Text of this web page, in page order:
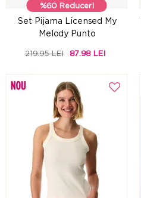
%60 Reduceri
Set Pijama Licensed My
Melody Punto
219.95 LEI 87.98 LEI